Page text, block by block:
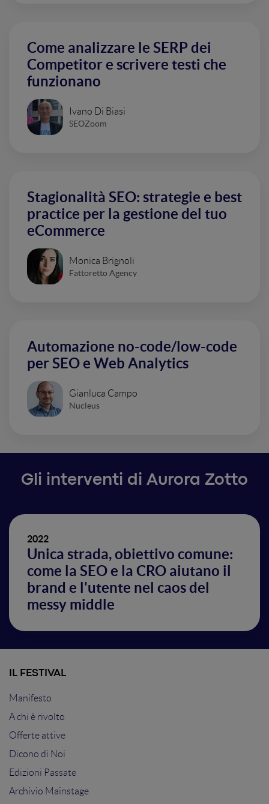
Come analizzare le SERP dei
Competitor e scrivere testi che
funzionano
Ivano Di Biasi
SEOZoom
Stagionalità SEO: strategie e best
practice per la gestione del tuo
eCommerce
Monica Brignoli
Fattoretto Agency
Automazione no-code/low-code
per SEO e Web Analytics
Gianluca Campo
Nucleus
Gli interventi di Aurora Zotto
2022
Unica strada, obiettivo comune:
come la SEO e la CRO aiutano il
brand e l'utente nel caos del
messy middle
IL FESTIVAL
Manifesto
A chi è rivolto
Offerte attive
Dicono di Noi
Edizioni Passate
Archivio Mainstage